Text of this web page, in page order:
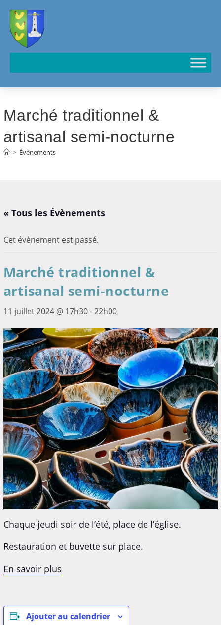
Marché traditionnel &
artisanal semi-nocturne
> Évènements
« Tous les Évènements
Cet évènement est passé.
Marché traditionnel &
artisanal semi-nocturne
11 juillet 2024 @ 17h30-22h00
Chaque jeudi soir de l’été, place de l’église.
Restauration et buvette sur place.
En savoir plus
Ajouter au calendrier